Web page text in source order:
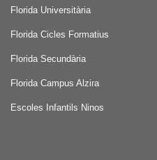
Florida Universitària
Florida Cicles Formatius
Florida Secundària
Florida Campus Alzira
Escoles Infantils Ninos